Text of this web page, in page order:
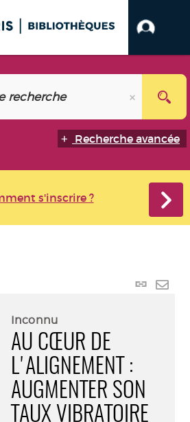
Recherche avancée
s'inscrire ?
Lien
Inconnu
AU CŒUR DE
L'ALIGNEMENT :
AUGMENTER SON
TAUX VIBRATOIRE